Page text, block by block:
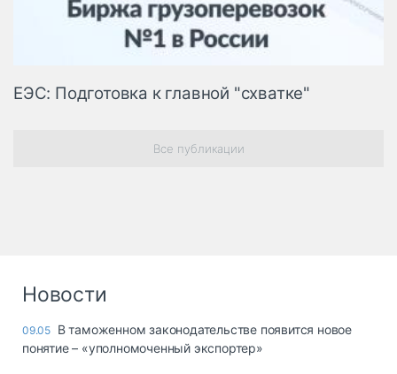
ЕЭС: Подготовка к главной "схватке"
Все публикации
Новости
09.05 В таможенном законодательстве появится новое
понятие – «уполномоченный экспортер»